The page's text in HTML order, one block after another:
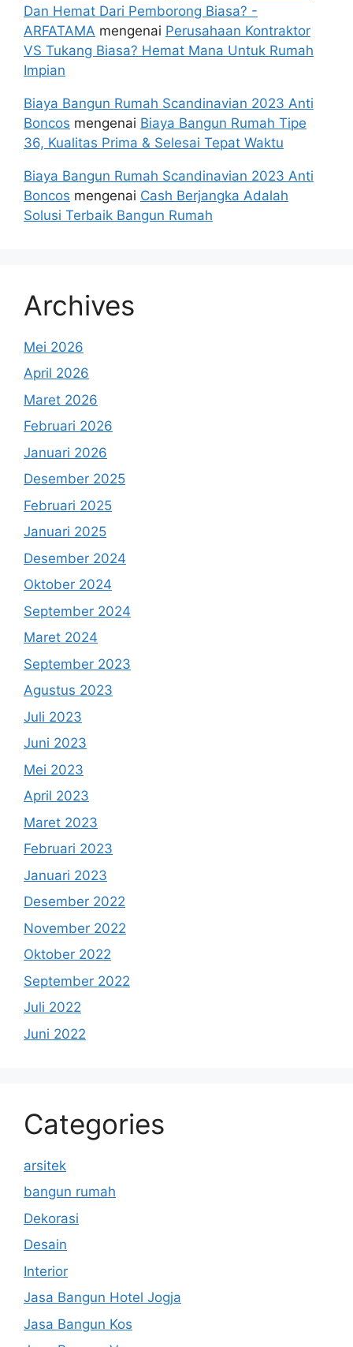
Dan Hemat Dari Pemborong Biasa? -
ARFATAMA mengenai Perusahaan Kontraktor
VS Tukang Biasa? Hemat Mana Untuk Rumah
Impian
Biaya Bangun Rumah Scandinavian 2023 Anti
Boncos mengenai Biaya Bangun Rumah Tipe
36, Kualitas Prima & Selesai Tepat Waktu
Biaya Bangun Rumah Scandinavian 2023 Anti
Boncos mengenai Cash Berjangka Adalah
Solusi Terbaik Bangun Rumah
Archives
Mei 2026
April 2026
Maret 2026
Februari 2026
Januari 2026
Desember 2025
Februari 2025
Januari 2025
Desember 2024
Oktober 2024
September 2024
Maret 2024
September 2023
Agustus 2023
Juli 2023
Juni 2023
Mei 2023
April 2023
Maret 2023
Februari 2023
Januari 2023
Desember 2022
November 2022
Oktober 2022
September 2022
Juli 2022
Juni 2022
Categories
arsitek
bangun rumah
Dekorasi
Desain
Interior
Jasa Bangun Hotel Jogja
Jasa Bangun Kos